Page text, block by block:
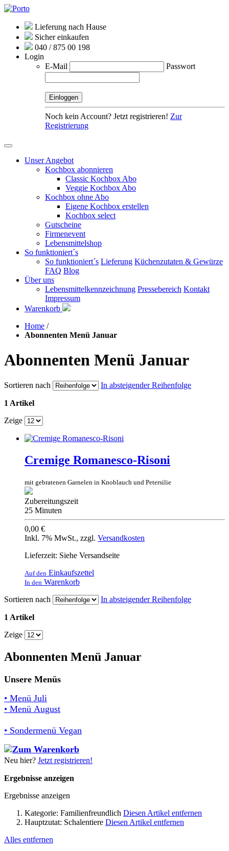
Lieferung nach Hause
Sicher einkaufen
040 / 875 00 198
Login
E-Mail
Passwort
Noch kein Account? Jetzt registrieren! Zur
Registrierung
Unser Angebot
Kochbox abonnieren
Classic Kochbox Abo
Veggie Kochbox Abo
Kochbox ohne Abo
Eigene Kochbox erstellen
Kochbox select
Gutscheine
Firmenevent
Lebensmittelshop
So funktioniert´s
So funktioniert´s Lieferung Küchenzutaten & Gewürze
FAQ Blog
Über uns
Lebensmittelkennzeichnung Pressebereich Kontakt
Impressum
Warenkorb
Home /
Abonnenten Menü Januar
Abonnenten Menü Januar
Sortieren nach In absteigender Reihenfolge
1 Artikel
Zeige
Cremige Romanesco-Risoni
mit gebratenen Garnelen in Knoblauch und Petersilie
Zubereitungszeit
25 Minuten
0,00 €
Inkl. 7% MwSt., zzgl. Versandkosten
Lieferzeit: Siehe Versandseite
Auf den Einkaufszettel
In den Warenkorb
Sortieren nach
In absteigender Reihenfolge
1 Artikel
Zeige
Abonnenten Menü Januar
Unsere Menüs
• Menü Juli
• Menü August
• Sondermenü Vegan
Neu hier? Jetzt registrieren!
Ergebnisse anzeigen
Ergebnisse anzeigen
Kategorie: Familienfreundlich Diesen Artikel entfernen
Hauptzutat: Schalentiere Diesen Artikel entfernen
Alles entfernen